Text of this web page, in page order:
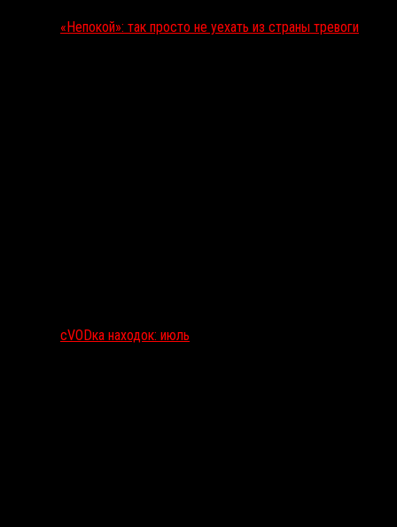
«Непокой»: так просто не уехать из страны тревоги
сVODка находок: июль